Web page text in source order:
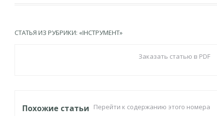
СТАТЬЯ ИЗ РУБРИКИ: «ІНСТРУМЕНТ»
Заказать статью в PDF
Похожие статьи Перейти к содержанию этого номера